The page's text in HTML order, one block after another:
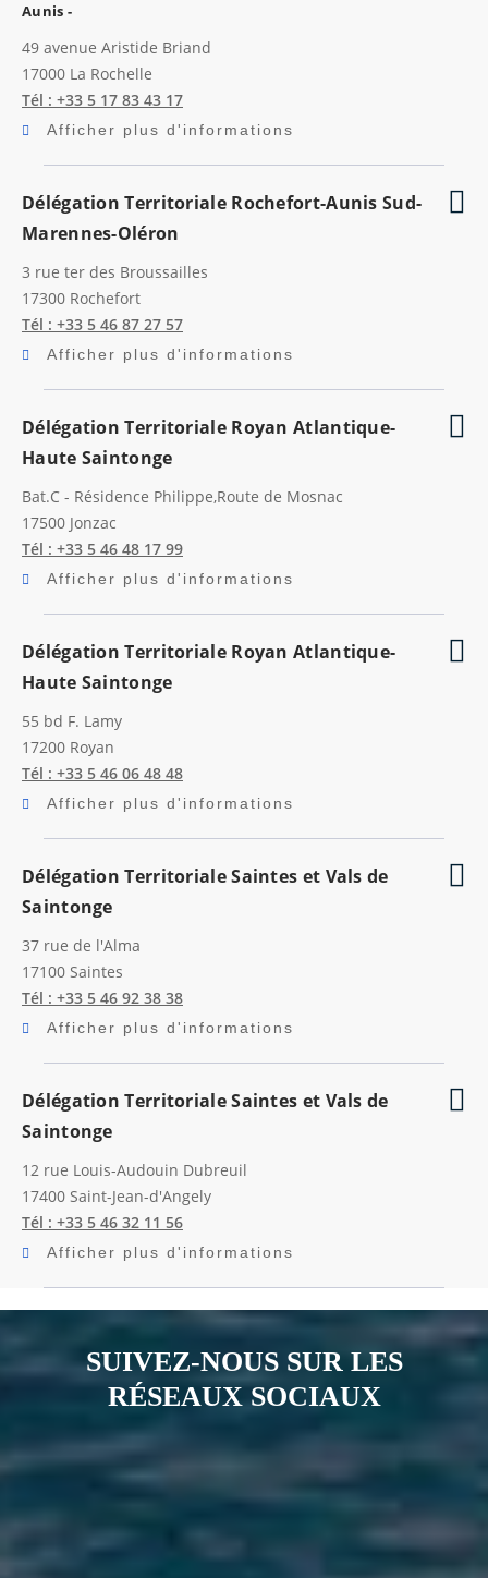
Aunis -
49 avenue Aristide Briand
17000 La Rochelle
Tél : +33 5 17 83 43 17
Afficher plus d'informations
Délégation Territoriale Rochefort-Aunis Sud-
Marennes-Oléron
3 rue ter des Broussailles
17300 Rochefort
Tél : +33 5 46 87 27 57
Afficher plus d'informations
Délégation Territoriale Royan Atlantique-
Haute Saintonge
Bat.C - Résidence Philippe,Route de Mosnac
17500 Jonzac
Tél : +33 5 46 48 17 99
Afficher plus d'informations
Délégation Territoriale Royan Atlantique-
Haute Saintonge
55 bd F. Lamy
17200 Royan
Tél : +33 5 46 06 48 48
Afficher plus d'informations
Délégation Territoriale Saintes et Vals de
Saintonge
37 rue de l'Alma
17100 Saintes
Tél : +33 5 46 92 38 38
Afficher plus d'informations
Délégation Territoriale Saintes et Vals de
Saintonge
12 rue Louis-Audouin Dubreuil
17400 Saint-Jean-d'Angely
Tél : +33 5 46 32 11 56
Afficher plus d'informations
SUIVEZ-NOUS SUR LES
RÉSEAUX SOCIAUX
Notre page Instagram
Notre page Facebook
Notre page XNotre page Tiktok
Notre page
Notre page Youtube